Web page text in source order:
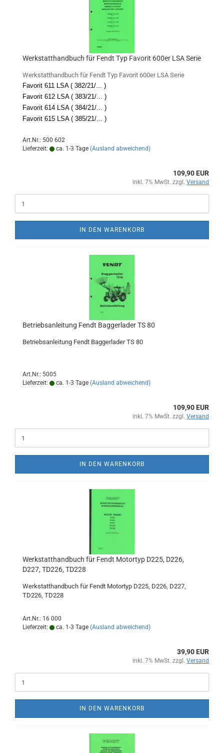
Werkstatthandbuch für Fendt Typ Favorit 600er LSA Serie
Werkstatthandbuch für Fendt Typ Favorit 600er LSA Serie
Favorit 611 LSA ( 382/21/... )
Favorit 612 LSA ( 383/21/... )
Favorit 614 LSA ( 384/21/... )
Favorit 615 LSA ( 385/21/... )
Art.Nr.: 500 602
Lieferzeit:
ca. 1-3 Tage (Ausland abweichend)
109,90 EUR
inkl. 7% MwSt. zzgl. Versand
IN DEN WARENKORB
Betriebsanleitung Fendt Baggerlader TS 80
Betriebsanleitung Fendt Baggerlader TS 80
Art.Nr.: 5005
Lieferzeit:
ca. 1-3 Tage (Ausland abweichend)
109,90 EUR
inkl. 7% MwSt. zzgl. Versand
IN DEN WARENKORB
Werkstatthandbuch für Fendt Motortyp D225, D226,
D227, TD226, TD228
Werkstatthandbuch für Fendt Motortyp D225, D226, D227,
TD226, TD228
Art.Nr.: 16 000
Lieferzeit:
ca. 1-3 Tage (Ausland abweichend)
39,90 EUR
inkl. 7% MwSt. zzgl. Versand
IN DEN WARENKORB